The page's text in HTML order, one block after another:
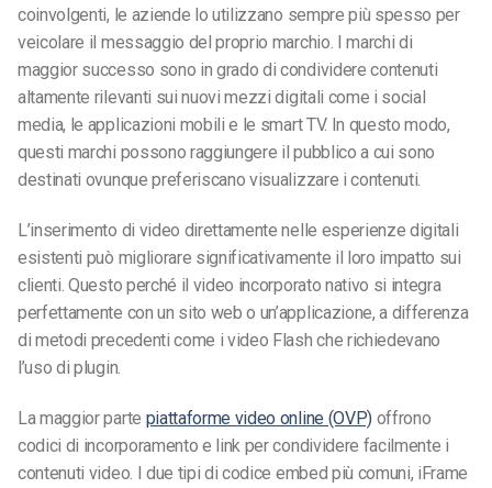
coinvolgenti, le aziende lo utilizzano sempre più spesso per
veicolare il messaggio del proprio marchio. I marchi di
maggior successo sono in grado di condividere contenuti
altamente rilevanti sui nuovi mezzi digitali come i social
media, le applicazioni mobili e le smart TV. In questo modo,
questi marchi possono raggiungere il pubblico a cui sono
destinati ovunque preferiscano visualizzare i contenuti.
L’inserimento di video direttamente nelle esperienze digitali
esistenti può migliorare significativamente il loro impatto sui
clienti. Questo perché il video incorporato nativo si integra
perfettamente con un sito web o un’applicazione, a differenza
di metodi precedenti come i video Flash che richiedevano
l’uso di plugin.
La maggior parte piattaforme video online (OVP)offrono
codici di incorporamento e link per condividere facilmente i
contenuti video. I due tipi di codice embed più comuni, iFrame